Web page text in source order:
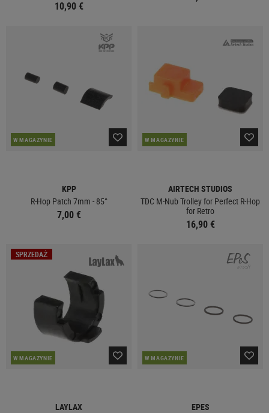
10,90 €
W MAGAZYNIE
KPP
R-Hop Patch 7mm - 85°
7,00 €
W MAGAZYNIE
AIRTECH STUDIOS
TDC M-Nub Trolley for Perfect R-Hop
for Retro
16,90 €
SPRZEDAŻ
W MAGAZYNIE
LAYLAX
W MAGAZYNIE
EPES